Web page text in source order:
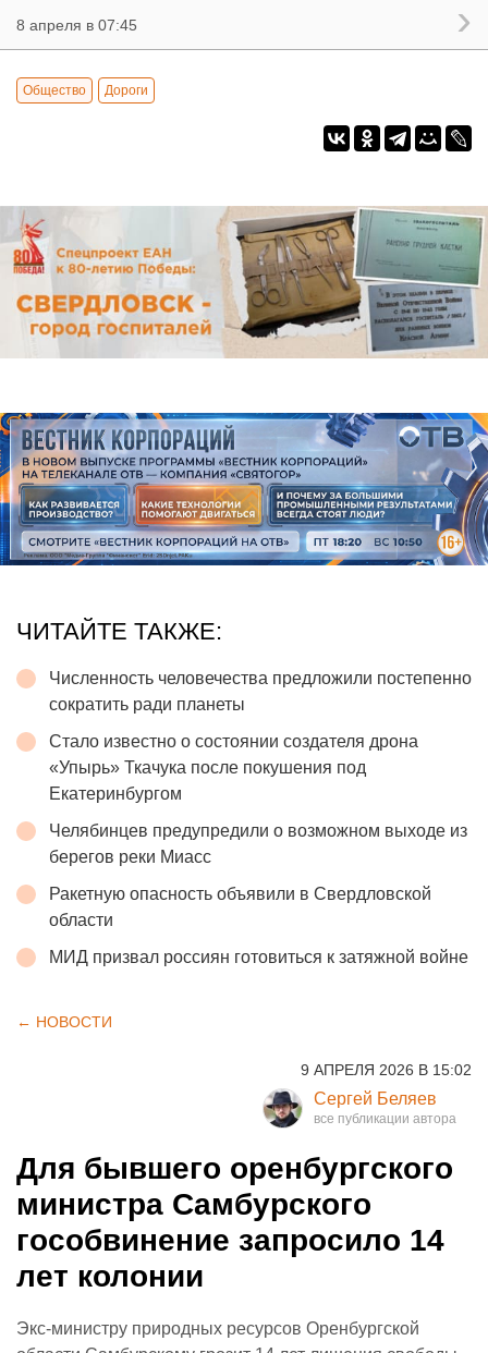
8 апреля в 07:45
Общество Дороги
ЧИТАЙТЕ ТАКЖЕ:
Численность человечества предложили постепенно
сократить ради планеты
Стало известно о состоянии создателя дрона
«Упырь» Ткачука после покушения под
Екатеринбургом
Челябинцев предупредили о возможном выходе из
берегов реки Миасс
Ракетную опасность объявили в Свердловской
области
МИД призвал россиян готовиться к затяжной войне
← НОВОСТИ
9 АПРЕЛЯ 2026 В 15:02
Сергей Беляев
Для бывшего оренбургского
министра Самбурского
гособвинение запросило 14
лет колонии
Экс-министру природных ресурсов Оренбургской